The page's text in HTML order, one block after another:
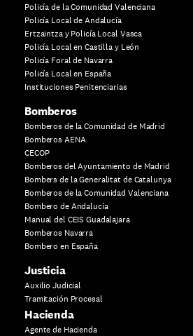
Policía de la Comunidad Valenciana
Policía Local de Andalucía
Ertzaintza y Policía Local Vasca
Policía Local en Castilla y León
Policía Foral de Navarra
Policía Local en España
Instituciones Penitenciarias
Bomberos
Bomberos de la Comunidad de Madrid
Bomberos AENA
CECOP
Bomberos del Ayuntamiento de Madrid
Bombers de la Generalitat de Catalunya
Bomberos de la Comunidad Valenciana
Bombero de Andalucía
Manual del CEIS Guadalajara
Bomberos Navarra
Bombero en España
Justicia
Auxilio Judicial
Tramitación Procesal
Hacienda
Agente de Hacienda